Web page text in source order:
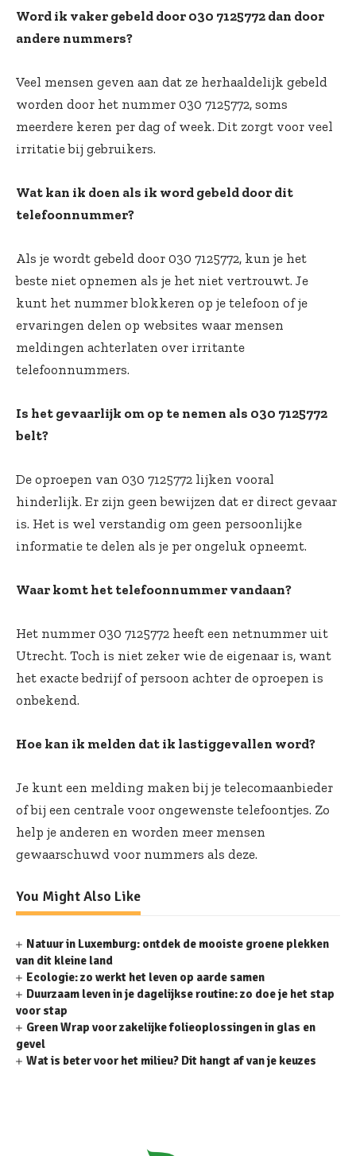
Word ik vaker gebeld door 030 7125772 dan door
andere nummers?
Veel mensen geven aan dat ze herhaaldelijk gebeld
worden door het nummer 030 7125772, soms
meerdere keren per dag of week. Dit zorgt voor veel
irritatie bij gebruikers.
Wat kan ik doen als ik word gebeld door dit
telefoonnummer?
Als je wordt gebeld door 030 7125772, kun je het
beste niet opnemen als je het niet vertrouwt. Je
kunt het nummer blokkeren op je telefoon of je
ervaringen delen op websites waar mensen
meldingen achterlaten over irritante
telefoonnummers.
Is het gevaarlijk om op te nemen als 030 7125772
belt?
De oproepen van 030 7125772 lijken vooral
hinderlijk. Er zijn geen bewijzen dat er direct gevaar
is. Het is wel verstandig om geen persoonlijke
informatie te delen als je per ongeluk opneemt.
Waar komt het telefoonnummer vandaan?
Het nummer 030 7125772 heeft een netnummer uit
Utrecht. Toch is niet zeker wie de eigenaar is, want
het exacte bedrijf of persoon achter de oproepen is
onbekend.
Hoe kan ik melden dat ik lastiggevallen word?
Je kunt een melding maken bij je telecomaanbieder
of bij een centrale voor ongewenste telefoontjes. Zo
help je anderen en worden meer mensen
gewaarschuwd voor nummers als deze.
You Might Also Like
Natuur in Luxemburg: ontdek de mooiste groene plekken
van dit kleine land
Ecologie: zo werkt het leven op aarde samen
Duurzaam leven in je dagelijkse routine: zo doe je het stap
voor stap
Green Wrap voor zakelijke folieoplossingen in glas en
gevel
Wat is beter voor het milieu? Dit hangt af van je keuzes